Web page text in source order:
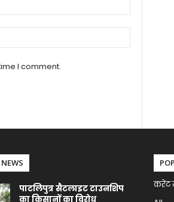
I comment.
पाटलिपुत्र सैटलाइट टाउनशिप
का किसानों का विरोध
करेंट